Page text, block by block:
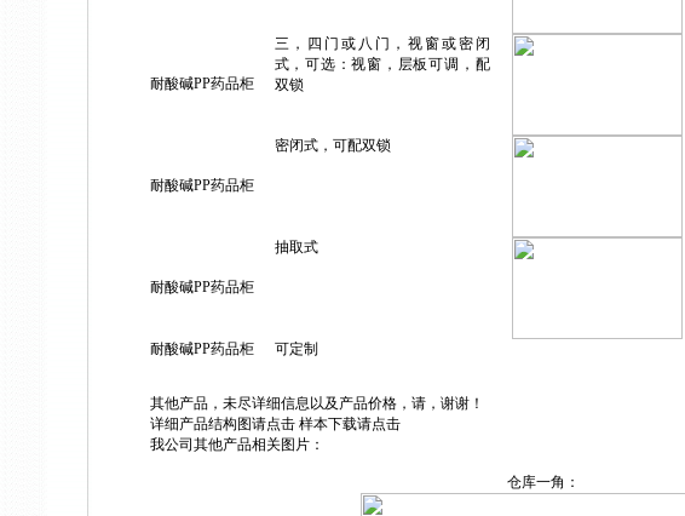
耐酸碱PP药品柜
三，四门或八门，视窗或密闭
式，可选：视窗，层板可调，配
双锁
耐酸碱PP药品柜
密闭式，可配双锁
耐酸碱PP药品柜
抽取式
耐酸碱PP药品柜 可定制
其他产品，未尽详细信息以及产品价格，请，谢谢！
详细产品结构图请点击 样本下载请点击
我公司其他产品相关图片：
仓库一角：